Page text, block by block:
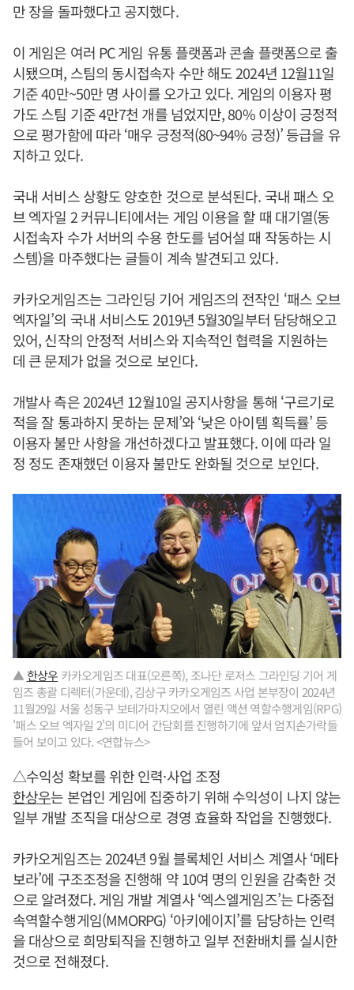
만 장을 돌파했다고 공지했다.
이 게임은 여러 PC 게임 유통 플랫폼과 콘솔 플랫폼으로 출
시됐으며, 스팀의 동시접속자 수만 해도 2024년 12월11일
기준 40만~50만 명 사이를 오가고 있다. 게임의 이용자 평
가도 스팀 기준 4만7천 개를 넘었지만, 80% 이상이 긍정적
으로 평가함에 따라 ‘매우 긍정적(80~94% 긍정)’ 등급을 유
지하고 있다.
국내 서비스 상황도 양호한 것으로 분석된다. 국내 패스 오
브 엑자일 2 커뮤니티에서는 게임 이용을 할 때 대기열(동
시접속자 수가 서버의 수용 한도를 넘어설 때 작동하는 시
스템)을 마주했다는 글들이 계속 발견되고 있다.
카카오게임즈는 그라인딩 기어 게임즈의 전작인 ‘패스 오브
엑자일’의 국내 서비스도 2019년 5월30일부터 담당해오고
있어, 신작의 안정적 서비스와 지속적인 협력을 지원하는
데 큰 문제가 없을 것으로 보인다.
개발사 측은 2024년 12월10일 공지사항을 통해 ‘구르기로
적을 잘 통과하지 못하는 문제’와 ‘낮은 아이템 획득률’ 등
이용자 불만 사항을 개선하겠다고 발표했다. 이에 따라 일
정 정도 존재했던 이용자 불만도 완화될 것으로 보인다.
▲한상우 카카오게임즈 대표(오른쪽), 조나단 로저스 그라인딩 기어 게
임즈 총괄 디렉터(가운데), 김상구 카카오게임즈 사업 본부장이 2024년
11월29일 서울 성동구 보테가마지오에서 열린 액션 역할수행게임(RPG)
'패스 오브 엑자일 2'의 미디어 간담회를 진행하기에 앞서 엄지손가락들
들어 보이고 있다. <연합뉴스>
△수익성 확보를 위한 인력·사업 조정
한상우는 본업인 게임에 집중하기 위해 수익성이 나지 않는
일부 개발 조직을 대상으로 경영 효율화 작업을 진행했다.
카카오게임즈는 2024년 9월 블록체인 서비스 계열사 ‘메타
보라’에 구조조정을 진행해 약 10여 명의 인원을 감축한 것
으로 알려졌다. 게임 개발 계열사 ‘엑스엘게임즈’는 다중접
속역할수행게임(MMORPG) ‘아키에이지’를 담당하는 인력
을 대상으로 희망퇴직을 진행하고 일부 전환배치를 실시한
것으로 전해졌다.